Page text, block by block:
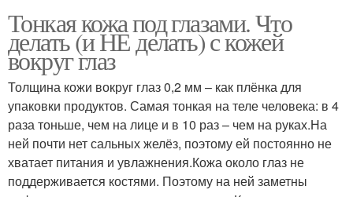
Тонкая кожа под глазами. Что
делать (и НЕ делать) с кожей
вокруг глаз
Толщина кожи вокруг глаз 0,2 мм – как плёнка для
упаковки продуктов. Самая тонкая на теле человека: в 4
раза тоньше, чем на лице и в 10 раз – чем на руках.На
ней почти нет сальных желёз, поэтому ей постоянно не
хватает питания и увлажнения.Кожа около глаз не
поддерживается костями. Поэтому на ней заметны